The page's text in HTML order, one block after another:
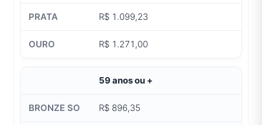
R$ 1.099,23
R$ 1.271,00
59 anos ou +
R$ 896,35